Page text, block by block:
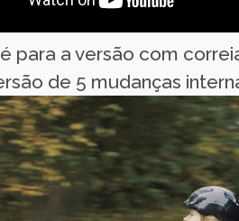
para a versão com
de 5 mudanças